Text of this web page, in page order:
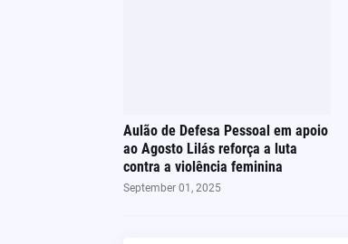
Aulão de Defesa Pessoal em apoio
ao Agosto Lilás reforça a luta
contra a violência feminina
September 01, 2025